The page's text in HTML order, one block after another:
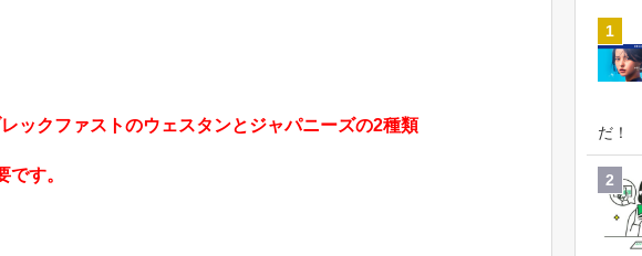
ックファストのウェスタンとジャパニーズの2種類
す。
だ！